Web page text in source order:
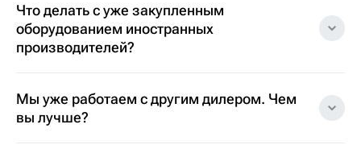
Что делать с уже закупленным
оборудованием иностранных
производителей?
Мы уже работаем с другим дилером. Чем
вы лучше?